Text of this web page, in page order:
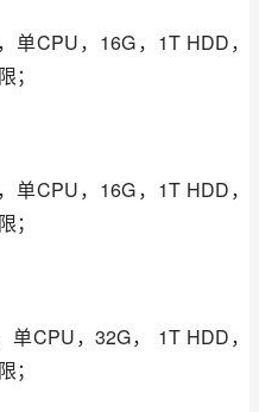
单CPU，16G，1T HDD，
；
单CPU，16G，1T HDD，
；
单CPU，32G， 1T HDD，
；